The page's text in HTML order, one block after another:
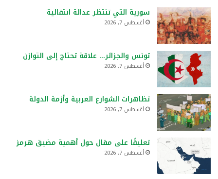
سورية التي تنتظر عدالة انتقالية
أغسطس 7, 2026
تونس والجزائر… علاقة تحتاج إلى التوازن
أغسطس 7, 2026
تظاهرات الشوارع العربية وأزمة الدولة
أغسطس 7, 2026
تعليقًا على مقال حول أهمية مضيق هرمز
أغسطس 7, 2026